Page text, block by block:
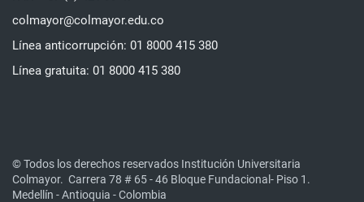
colmayor@colmayor.edu.co
Línea anticorrupción: 01 8000 415 380
Línea gratuita: 01 8000 415 380
© Todos los derechos reservados Institución Universitaria
Colmayor. Carrera 78 # 65 - 46 Bloque Fundacional- Piso 1.
Medellín - Antioquia - Colombia